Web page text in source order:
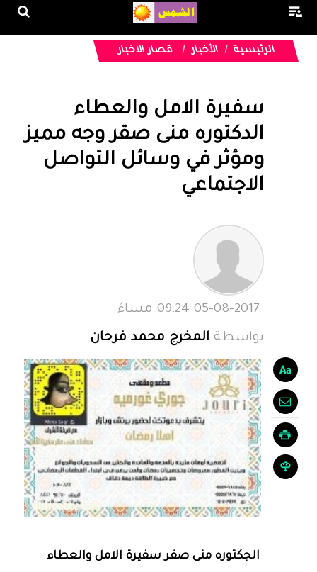
الرئيسية الأخبار قصار الاخبار
سفيرة الامل والعطاء
الدكتوره منى صقر وجه مميز
ومؤثر في وسائل التواصل
الاجتماعي
بواسطة المخرج محمد فرحان
الجكتوره منى صقر سفيرة الامل والعطاء